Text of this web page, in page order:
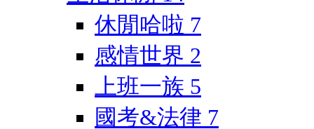
休閒哈啦 7
感情世界 2
上班一族 5
國考&法律 7